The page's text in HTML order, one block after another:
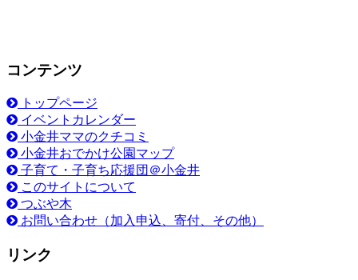
コンテンツ
トップページ
イベントカレンダー
小金井ママのクチコミ
小金井おでかけ公園マップ
子育て・子育ち応援団＠小金井
このサイトについて
つぶや木
お問い合わせ（加入申込、寄付、その他）
リンク